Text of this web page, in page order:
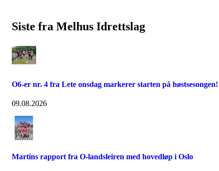
Siste fra Melhus Idrettslag
O6-er nr. 4 fra Lete onsdag markerer starten på høstsesongen!
09.08.2026
Martins rapport fra O-landsleiren med hovedløp i Oslo